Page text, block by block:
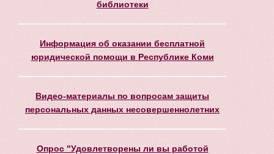
библиотеки
Информация об оказании бесплатной
юридической помощи в Республике Коми
Видео-материалы по вопросам защиты
персональных данных несовершеннолетних
Опрос "Удовлетворены ли вы работой